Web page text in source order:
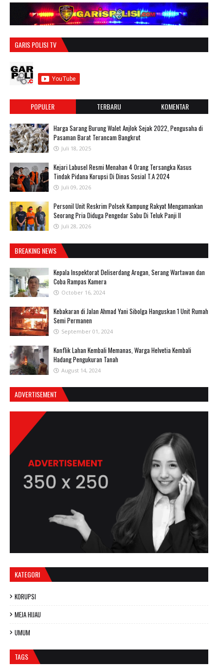
GARIS POLISI TV
POPULER TERBARU KOMENTAR
Harga Sarang Burung Walet Anjlok Sejak 2022, Pengusaha di
Pasaman Barat Terancam Bangkrut
Juli 18, 2025
‎Kejari Labusel Resmi Menahan 4 Orang Tersangka Kasus
Tindak Pidana Korupsi Di Dinas Sosial T.A 2024
Juli 09, 2026
Personil Unit Reskrim Polsek Kampung Rakyat Mengamankan
Seorang Pria Diduga Pengedar Sabu Di Teluk Panji II
Juli 28, 2026
BREAKING NEWS
Kepala Inspektorat Deliserdang Arogan, Serang Wartawan dan
Coba Rampas Kamera
October 16, 2024
Kebakaran di Jalan Ahmad Yani Sibolga Hanguskan 1 Unit Rumah
Semi Permanen
September 01, 2024
Konflik Lahan Kembali Memanas, Warga Helvetia Kembali
Hadang Pengukuran Tanah
August 14, 2024
ADVERTISEMENT
KATEGORI
KORUPSI
MEJA HIJAU
UMUM
TAGS